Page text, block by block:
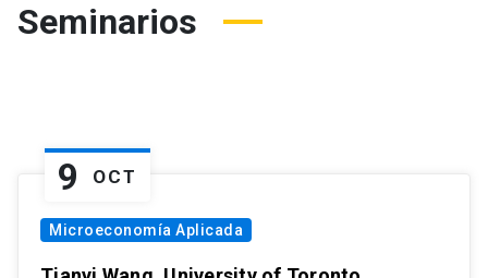
Seminarios
9 OCT
Microeconomía Aplicada